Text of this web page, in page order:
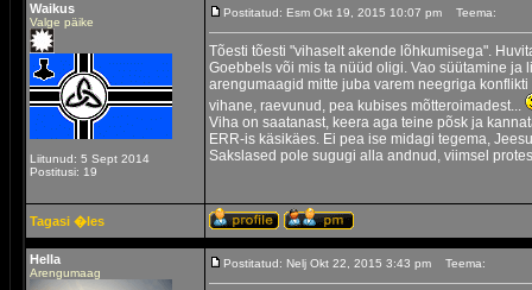
Waikus
Valge päike
Liitunud: 5 Sept 2014
Postitusi: 19
Postitatud: Esm Okt 19, 2015 10:07 pm Teema:
Tõesti tõesti "vihaselt akende lõhkumisega".
Goebbels või mis ta nüüd oligi. Vao süütamine
arengumaagid mitte juba varem neegriga
vihane, raevunud, pea kubises mõtteroimadest...
Viha on saatanast, keera aga teine põsk ja
ERR-is käsikäes. Ei pea ise midagi tegema,
Sakslased pole sugugi alla andnud, viimsel
Tagasi �les
Hella
Arengumaag
Postitatud: Nelj Okt 22, 2015 3:43 pm Teema: